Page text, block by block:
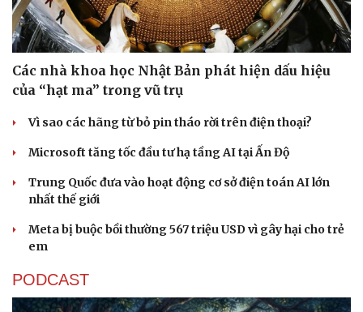
Các nhà khoa học Nhật Bản phát hiện dấu hiệu
của “hạt ma” trong vũ trụ
Vì sao các hãng từ bỏ pin tháo rời trên điện thoại?
Microsoft tăng tốc đầu tư hạ tầng AI tại Ấn Độ
Trung Quốc đưa vào hoạt động cơ sở điện toán AI lớn
nhất thế giới
Meta bị buộc bồi thường 567 triệu USD vì gây hại cho trẻ
em
PODCAST